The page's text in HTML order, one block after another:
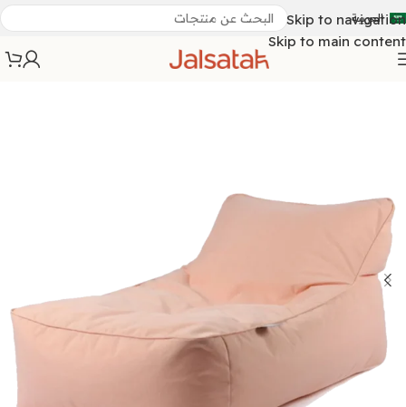
Skip to navigation
Skip to main content
العربية